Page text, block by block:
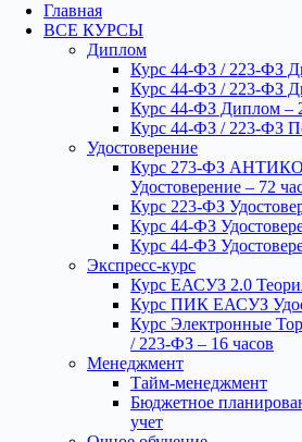
Главная
ВСЕ КУРСЫ
Диплом
Курс 44-ФЗ / 223-ФЗ
Курс 44-ФЗ / 223-ФЗ
Курс 44-ФЗ Диплом –
Курс 44-ФЗ / 223-ФЗ
Удостоверение
Курс 273-ФЗ
Удостоверение – 72
Курс 223-ФЗ
Курс 44-ФЗ
Курс 44-ФЗ
Экспресс-курс
Курс ЕАСУЗ 2.0
Курс ПИК ЕАСУЗ
Курс Электронные
/ 223-ФЗ – 16 часов
Менеджмент
Тайм-менеджмент
Бюджетное
учет